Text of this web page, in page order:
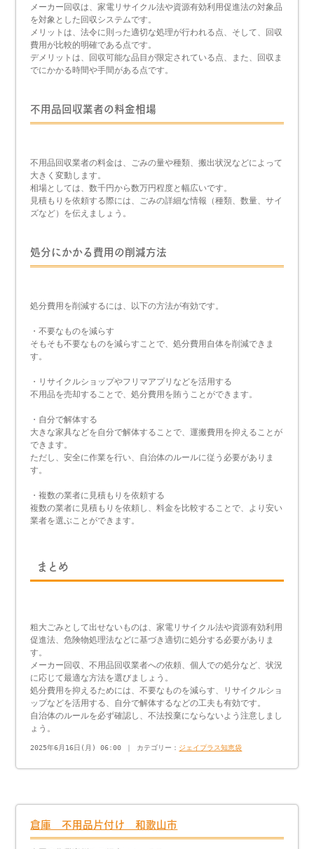
メーカー回収は、家電リサイクル法や資源有効利用促進法の対象品
を対象とした回収システムです。
メリットは、法令に則った適切な処理が行われる点、そして、回収
費用が比較的明確である点です。
デメリットは、回収可能な品目が限定されている点、また、回収ま
でにかかる時間や手間がある点です。
不用品回収業者の料金相場
不用品回収業者の料金は、ごみの量や種類、搬出状況などによって
大きく変動します。
相場としては、数千円から数万円程度と幅広いです。
見積もりを依頼する際には、ごみの詳細な情報（種類、数量、サイ
ズなど）を伝えましょう。
処分にかかる費用の削減方法
処分費用を削減するには、以下の方法が有効です。
・不要なものを減らす
そもそも不要なものを減らすことで、処分費用自体を削減できま
す。
・リサイクルショップやフリマアプリなどを活用する
不用品を売却することで、処分費用を賄うことができます。
・自分で解体する
大きな家具などを自分で解体することで、運搬費用を抑えることが
できます。
ただし、安全に作業を行い、自治体のルールに従う必要がありま
す。
・複数の業者に見積もりを依頼する
複数の業者に見積もりを依頼し、料金を比較することで、より安い
業者を選ぶことができます。
まとめ
粗大ごみとして出せないものは、家電リサイクル法や資源有効利用
促進法、危険物処理法などに基づき適切に処分する必要がありま
す。
メーカー回収、不用品回収業者への依頼、個人での処分など、状況
に応じて最適な方法を選びましょう。
処分費用を抑えるためには、不要なものを減らす、リサイクルショ
ップなどを活用する、自分で解体するなどの工夫も有効です。
自治体のルールを必ず確認し、不法投棄にならないよう注意しまし
ょう。
2025年6月16日(月) 06:00 ｜ カテゴリー： ジェイプラス知恵袋
倉庫 不用品片付け 和歌山市